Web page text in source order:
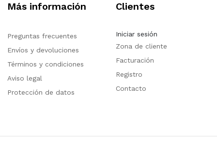
Más información
Preguntas frecuentes
Envíos y devoluciones
Términos y condiciones
Aviso legal
Protección de datos
Clientes
Iniciar sesión
Zona de cliente
Facturación
Registro
Contacto